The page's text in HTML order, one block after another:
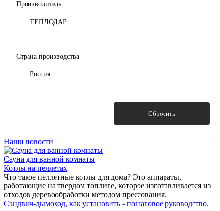
Производитель
TЕПЛОДАР
Страна производства
Россия
Сбросить
Наши новости
Сауна для ванной комнаты
Котлы на пеллетах
Что такое пеллетные котлы для дома? Это аппараты,
работающие на твердом топливе, которое изготавливается из
отходов деревообработки методом прессования.
Сэндвич-дымоход, как установить - пошаговое руководство.